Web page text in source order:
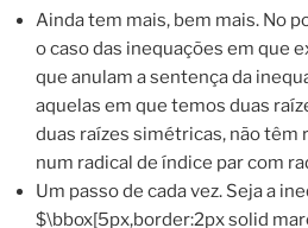
Ainda tem mais, bem mais. No
o caso das inequações em que
que anulam a sentença da
aquelas em que temos duas
duas raízes simétricas, não têm
num radical de índice par com
Um passo de cada vez. Seja a
$\bbox[5px,border:2px solid